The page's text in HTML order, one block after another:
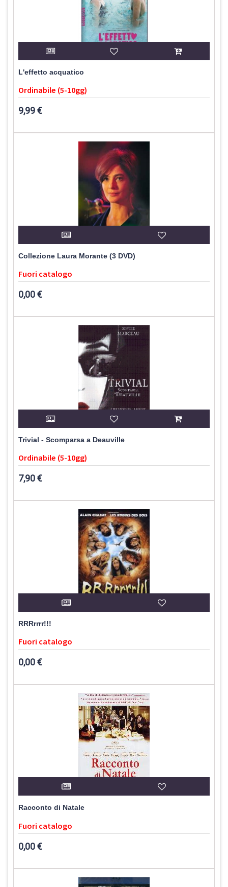
L'effetto acquatico
Ordinabile (5-10gg)
9,99 €
Collezione Laura Morante (3 DVD)
Fuori catalogo
0,00 €
Trivial - Scomparsa a Deauville
Ordinabile (5-10gg)
7,90 €
RRRrrrr!!!
Fuori catalogo
0,00 €
Racconto di Natale
Fuori catalogo
0,00 €